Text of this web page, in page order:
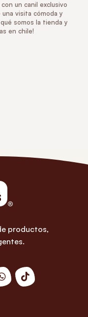
un canil exclusivo
visita cómoda y
somos la tienda y
en chile!
productos,